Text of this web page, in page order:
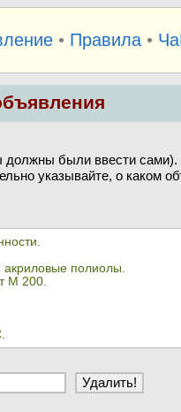
• Правила•
были ввести
указывайте, о каком
полиолы.
М 200.